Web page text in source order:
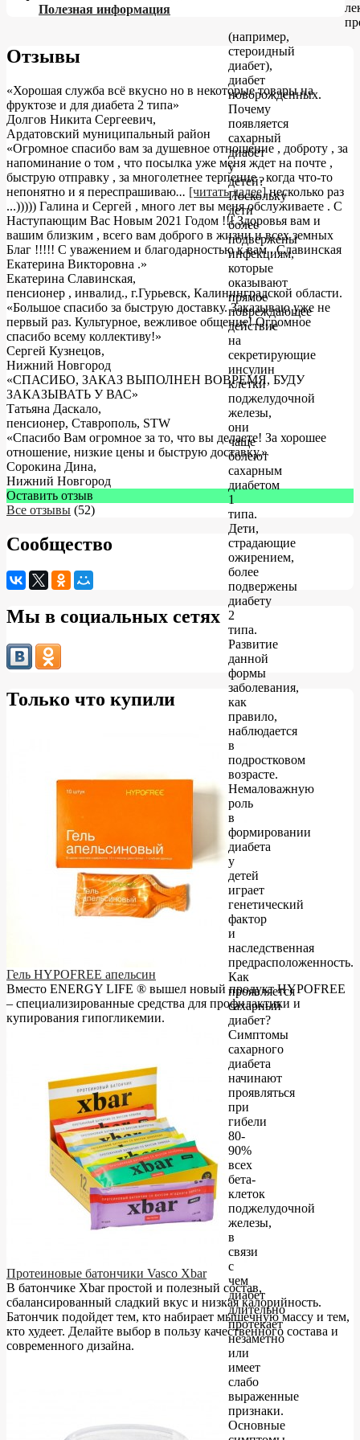
Полезная информация
Отзывы
«Хорошая служба всё вкусно но в некоторые товары на
фруктозе и для диабета 2 типа»
Долгов Никита Сергеевич,
Ардатовский муниципальный район
«Огромное спасибо вам за душевное отношение , доброту , за
напоминание о том , что посылка уже меня ждет на почте ,
быструю отправку , за многолетнее терпение , когда что-то
непонятно и я переспрашиваю... [читать далее]несколько раз
...))))) Галина и Сергей , много лет вы меня обслуживаете . С
Наступающим Вас Новым 2021 Годом !!! Здоровья вам и
вашим близким , всего вам доброго в жизни и всех земных
Благ !!!!! С уважением и благодарностью к вам . Славинская
Екатерина Викторовна .»
Екатерина Славинская,
пенсионер , инвалид., г.Гурьевск, Калининградской области.
«Большое спасибо за быструю доставку. Заказываю уже не
первый раз. Культурное, вежливое общение! Огромное
спасибо всему коллективу!»
Сергей Кузнецов,
Нижний Новгород
«СПАСИБО, ЗАКАЗ ВЫПОЛНЕН ВОВРЕМЯ, БУДУ
ЗАКАЗЫВАТЬ У ВАС»
Татьяна Даскало,
пенсионер, Ставрополь, STW
«Спасибо Вам огромное за то, что вы делаете! За хорошее
отношение, низкие цены и быструю доставку.»
Сорокина Дина,
Нижний Новгород
Оставить отзыв
Все отзывы (52)
Сообщество
Мы в социальных сетях
Только что купили
Гель HYPOFREE апельсин
Вместо ENERGY LIFE ® вышел новый продукт HYPOFREE
– cпециализированные средства для профилактики и
купирования гипогликемии.
Протеиновые батончики Vasco Xbar
В батончике Xbar простой и полезный состав,
сбалансированный сладкий вкус и низкая калорийность.
Батончик подойдет тем, кто набирает мышечную массу и тем,
кто худеет. Делайте выбор в пользу качественного состава и
современного дизайна.
(например,
стероидный
диабет),
диабет
новорожденных.
Почему
появляется
сахарный
диабет
у
детей?
Поскольку
дети
более
подвержены
инфекциям,
которые
оказывают
прямое
повреждающее
действие
на
секретирующие
инсулин
клетки
поджелудочной
железы,
они
чаще
болеют
сахарным
диабетом
1
типа.
Дети,
страдающие
ожирением,
более
подвержены
диабету
2
типа.
Развитие
данной
формы
заболевания,
как
правило,
наблюдается
в
подростковом
возрасте.
Немаловажную
роль
в
формировании
диабета
у
детей
играет
генетический
фактор
и
наследственная
предрасположенность.
Как
проявляется
сахарный
диабет?
Симптомы
сахарного
диабета
начинают
проявляться
при
гибели
80-
90%
всех
бета-
клеток
поджелудочной
железы,
в
связи
с
чем
диабет
длительно
протекает
незаметно
или
имеет
слабо
выраженные
признаки.
Основные